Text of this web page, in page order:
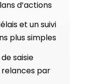
d’actions
et un suivi
plus simples
saisie
par